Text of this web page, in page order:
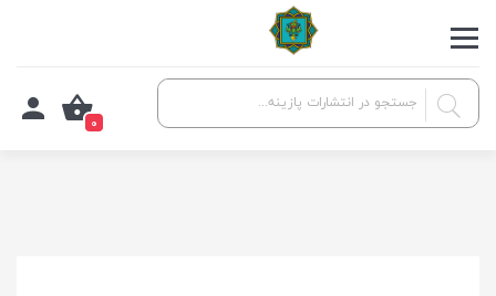
0